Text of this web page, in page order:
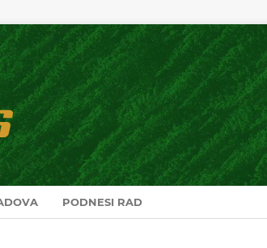
PODNESI RAD